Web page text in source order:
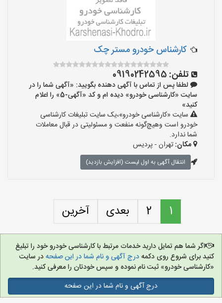
کارشناس خودرو مستر چک
تلفن: 09190242595
لطفا پس از تماس با آگهی دهنده بگویید: «آگهی شما را در
سایت «کارشناسی خودرو» دیده ام و کد «آگهی-5» را اعلام
کنید»
سایت «کارشناسی خودرو»،یک سایت تبلیغات کارشناسی
خودرو است وهیچ‌گونه منفعت و مسئولیتی در قبال معاملات
شما ندارد.
مکان:تهران - پردیس
انتقال آگهی به اول لیست (افزایش بازدید)
1
2 بعدی آخرین
اگر شما هم تمایل دارید خدمات مرتبط با کارشناسی خودرو خود را تبلیغ
کنید برای شروع روی دکمهدرج آگهی و نام شما در این صفحهدر سایت
«کارشناسی خودرو» ثبت نام نموده و سپس خودتان را معرفی کنید.
درج آگهی و نام شما در این صفحه